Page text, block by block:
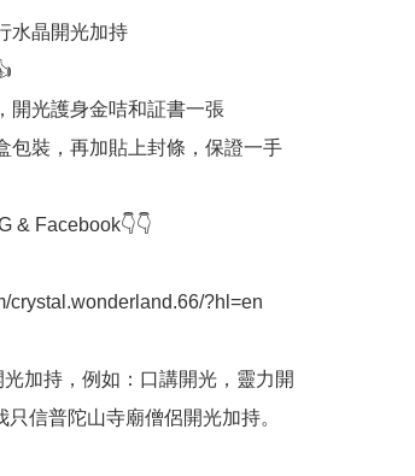
水晶開光加持
開光護身金咭和証書一張
包裝，再加貼上封條，保證一手
& Facebook👇👇
crystal.wonderland.66/?hl=en
加持，例如：口講開光，靈力開
信普陀山寺廟僧侶開光加持。